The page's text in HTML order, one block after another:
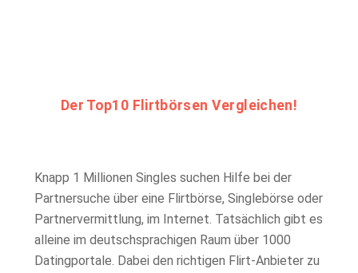
Der Top10 Flirtbörsen Vergleichen!
Knapp 1 Millionen Singles suchen Hilfe bei der
Partnersuche über eine Flirtbörse, Singlebörse oder
Partnervermittlung, im Internet. Tatsächlich gibt es
alleine im deutschsprachigen Raum über 1000
Datingportale. Dabei den richtigen Flirt-Anbieter zu